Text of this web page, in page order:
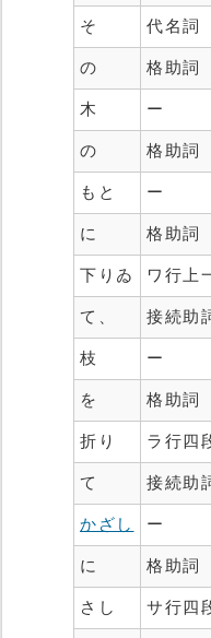
そ 代名詞
の 格助詞
木 ー
の 格助詞
もと ー
に 格助詞
下りゐ ワ行上
て、 接続助
枝 ー
を 格助詞
折り ラ行四
て 接続助
かざし ー
に 格助詞
さし サ行四